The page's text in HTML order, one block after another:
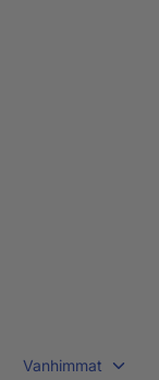
Vanhimmat